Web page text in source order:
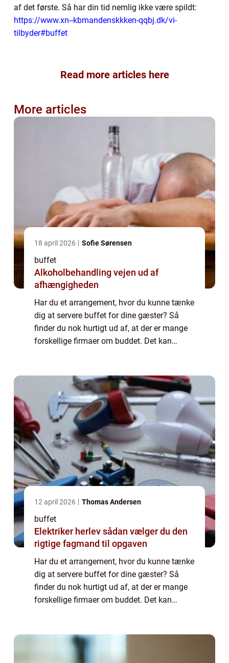
af det første. Så har din tid nemlig ikke være spildt:
https://www.xn--kbmandenskkken-qqbj.dk/vi-
tilbyder#buffet
Read more articles here
More articles
18 april 2026 Sofie Sørensen
buffet
Alkoholbehandling vejen ud af
afhængigheden
Har du et arrangement, hvor du kunne tænke
dig at servere buffet for dine gæster? Så
finder du nok hurtigt ud af, at der er mange
forskellige firmaer om buddet. Det kan
12 april 2026 Thomas Andersen
buffet
Elektriker herlev sådan vælger du den
rigtige fagmand til opgaven
Har du et arrangement, hvor du kunne tænke
dig at servere buffet for dine gæster? Så
finder du nok hurtigt ud af, at der er mange
forskellige firmaer om buddet. Det kan